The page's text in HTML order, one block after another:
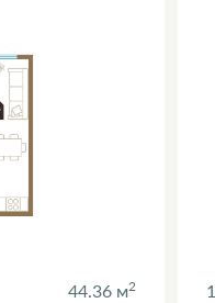
44.36 м2